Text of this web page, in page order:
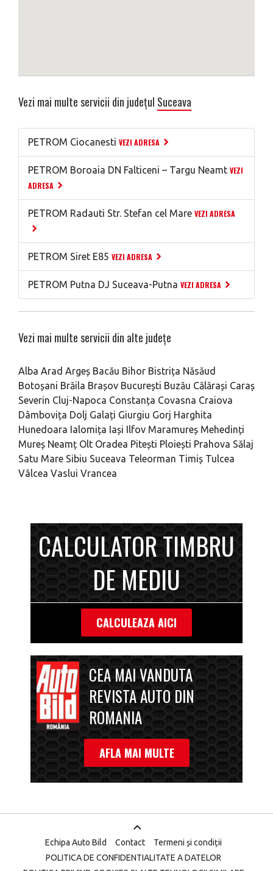
Vezi mai multe servicii din județul Suceava
PETROM Ciocanesti VEZI ADRESA
PETROM Boroaia DN Falticeni – Targu Neamt VEZI
ADRESA
PETROM Radauti Str. Stefan cel Mare VEZI ADRESA
PETROM Siret E85 VEZI ADRESA
PETROM Putna DJ Suceava-Putna VEZI ADRESA
Vezi mai multe servicii din alte județe
Alba Arad Argeș Bacău Bihor Bistrița Năsăud
Botoșani Brăila Brașov București Buzău Călărași Caraș
Severin Cluj-Napoca Constanța Covasna Craiova
Dâmbovița Dolj Galați Giurgiu Gorj Harghita
Hunedoara Ialomița Iași Ilfov Maramureș Mehedinți
Mureș Neamț Olt Oradea Pitești Ploiești Prahova Sălaj
Satu Mare Sibiu Suceava Teleorman Timiș Tulcea
Vâlcea Vaslui Vrancea
CALCULATOR TIMBRU
DE MEDIU
CALCULEAZA AICI
CEA MAI VANDUTA
REVISTA AUTO DIN
ROMANIA
AFLA MAI MULTE
Echipa Auto Bild Contact
Termeni și condiții
POLITICA DE CONFIDENTIALITATE A DATELOR